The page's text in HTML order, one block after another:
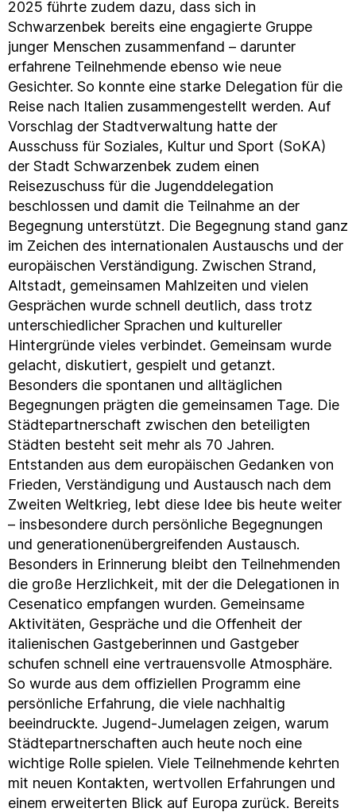
2025 führte zudem dazu, dass sich in
Schwarzenbek bereits eine engagierte Gruppe
junger Menschen zusammenfand – darunter
erfahrene Teilnehmende ebenso wie neue
Gesichter. So konnte eine starke Delegation für die
Reise nach Italien zusammengestellt werden. Auf
Vorschlag der Stadtverwaltung hatte der
Ausschuss für Soziales, Kultur und Sport (SoKA)
der Stadt Schwarzenbek zudem einen
Reisezuschuss für die Jugenddelegation
beschlossen und damit die Teilnahme an der
Begegnung unterstützt. Die Begegnung stand ganz
im Zeichen des internationalen Austauschs und der
europäischen Verständigung. Zwischen Strand,
Altstadt, gemeinsamen Mahlzeiten und vielen
Gesprächen wurde schnell deutlich, dass trotz
unterschiedlicher Sprachen und kultureller
Hintergründe vieles verbindet. Gemeinsam wurde
gelacht, diskutiert, gespielt und getanzt.
Besonders die spontanen und alltäglichen
Begegnungen prägten die gemeinsamen Tage. Die
Städtepartnerschaft zwischen den beteiligten
Städten besteht seit mehr als 70 Jahren.
Entstanden aus dem europäischen Gedanken von
Frieden, Verständigung und Austausch nach dem
Zweiten Weltkrieg, lebt diese Idee bis heute weiter
– insbesondere durch persönliche Begegnungen
und generationenübergreifenden Austausch.
Besonders in Erinnerung bleibt den Teilnehmenden
die große Herzlichkeit, mit der die Delegationen in
Cesenatico empfangen wurden. Gemeinsame
Aktivitäten, Gespräche und die Offenheit der
italienischen Gastgeberinnen und Gastgeber
schufen schnell eine vertrauensvolle Atmosphäre.
So wurde aus dem offiziellen Programm eine
persönliche Erfahrung, die viele nachhaltig
beeindruckte. Jugend-Jumelagen zeigen, warum
Städtepartnerschaften auch heute noch eine
wichtige Rolle spielen. Viele Teilnehmende kehrten
mit neuen Kontakten, wertvollen Erfahrungen und
einem erweiterten Blick auf Europa zurück. Bereits